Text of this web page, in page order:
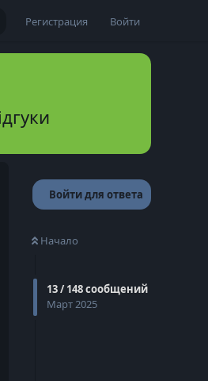
Регистрация Войти
Войти для ответа
Начало
13/148сообщений
Март 2025